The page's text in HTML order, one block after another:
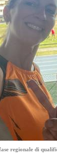
regionale di